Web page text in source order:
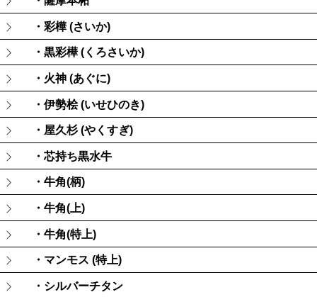
・彩樺 (さいか)
・黒彩樺 (くろさいか)
・火神 (あぐに)
・伊勢桧 (いせひのき)
・屋久杉 (やくすぎ)
・芯持ち黒水牛
・牛角(柄)
・牛角(上)
・牛角(特上)
・マンモス (特上)
・シルバーチタン